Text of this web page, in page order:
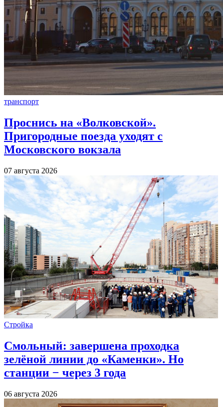
транспорт
Проснись на «Волковской».
Пригородные поезда уходят с
Московского вокзала
07 августа 2026
Стройка
Смольный: завершена проходка
зелёной линии до «Каменки». Но
станции − через 3 года
06 августа 2026